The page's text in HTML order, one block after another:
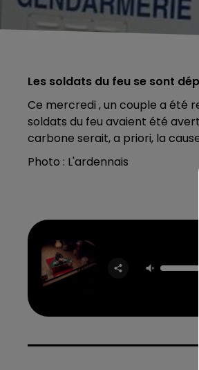
Les soldats du feu se sont
Ce mercredi , un couple a été
soldats du feu avaient été
carbone serait, a priori, la
Photo : L'ardennais